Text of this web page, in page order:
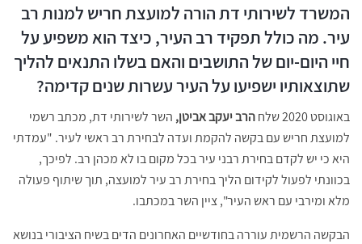
המשרד לשירותי דת הורה למועצת חריש למנות רב
עיר. מה כולל תפקיד רב העיר, כיצד הוא משפיע על
חיי היום-יום של התושבים והאם בשלו התנאים להליך
שתוצאותיו ישפיעו על העיר עשרות שנים קדימה?
באוגוסט 2020 שלח הרב יעקב אביטן, השר לשירותי דת, מכתב רשמי
למועצת חריש עם בקשה להקמת ועדה לבחירת רב ראשי לעיר. "עמדתי
היא כי יש לקדם בחירת רבני עיר בכל מקום בו לא מכהן רב. לפיכך,
בכוונתי לפעול לקידום הליך בחירת רב עיר למועצה, תוך שיתוף פעולה
מלא ומירבי עם ראש העיר", ציין השר במכתבו.
הבקשה הרשמית עוררה בחודשיים האחרונים הדים בשיח הציבורי בנושא